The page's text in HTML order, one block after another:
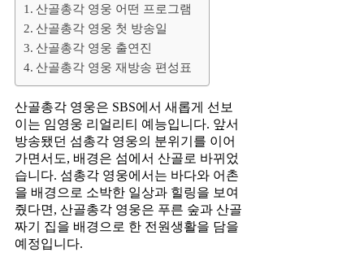
산골총각 영웅 어떤 프로그램
산골총각 영웅 첫 방송일
산골총각 영웅 출연진
산골총각 영웅 재방송 편성표
산골총각 영웅은 SBS에서 새롭게 선보
이는 임영웅 리얼리티 예능입니다. 앞서
방송됐던 섬총각 영웅의 분위기를 이어
가면서도, 배경은 섬에서 산골로 바뀌었
습니다. 섬총각 영웅에서는 바다와 어촌
을 배경으로 소박한 일상과 힐링을 보여
줬다면, 산골총각 영웅은 푸른 숲과 산골
짜기 집을 배경으로 한 전원생활을 담을
예정입니다.